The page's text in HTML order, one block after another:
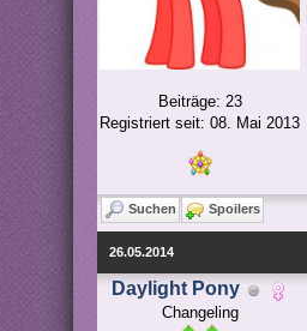
Beiträge: 23
Registriert seit: 08. Mai 2013
Suchen Spoilers
26.05.2014
Daylight Pony
Changeling